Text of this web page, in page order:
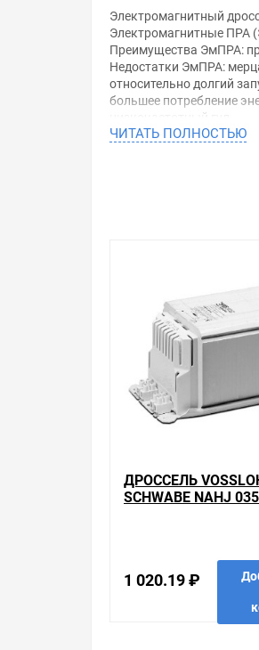
Электромагнитный
Электромагнитныe ПРА
Преимущества ЭмПРА:
Недостатки ЭмПРА:
относительно долгий
большее потребление
низкочастотный гул
Электромагнитные
Место монтажа:
Крепление дросселей:
Обращаем Ваше
необходимо уточнить у
Производитель
Цена на Дроссель
магазинах, и вы
позиций. На сайте
уделяем особое
Мы предлагаем
Дроссели для
по хорошим ценам.
для
прямо к вашей двери.
ЧИТАТЬ ПОЛНОСТЬЮ
ДРОССЕЛЬ
SCHWABE NAHJ
НАТРИЕВЫХ ЛАМП
1 020.19 ₽